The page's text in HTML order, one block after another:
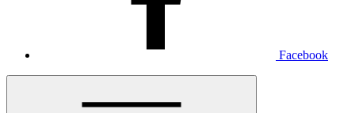
Facebook